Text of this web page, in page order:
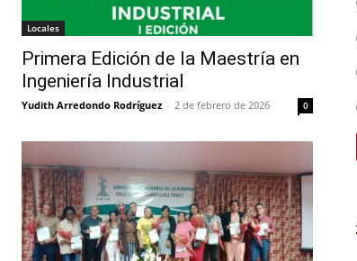
Locales
Primera Edición de la Maestría en
Ingeniería Industrial
Yudith Arredondo Rodríguez - 2 de febrero de 2026 0